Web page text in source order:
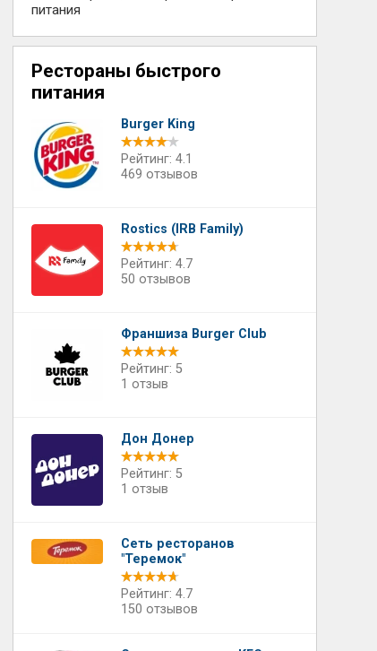
питания
Рестораны быстрого
питания
Burger King
Рейтинг: 4.1
469 отзывов
Rostics (IRB Family)
Рейтинг: 4.7
50 отзывов
Франшиза Burger Club
Рейтинг: 5
1 отзыв
Дон Донер
Рейтинг: 5
1 отзыв
Сеть ресторанов
"Теремок"
Рейтинг: 4.7
150 отзывов